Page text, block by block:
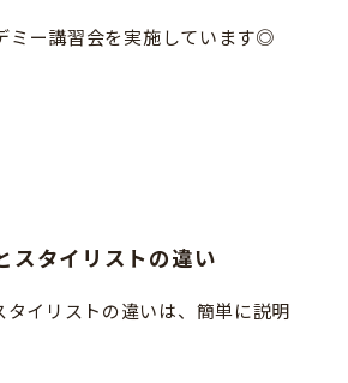
ミー講習会を実施しています◎
スタイリストの違い
タイリストの違いは、簡単に説明